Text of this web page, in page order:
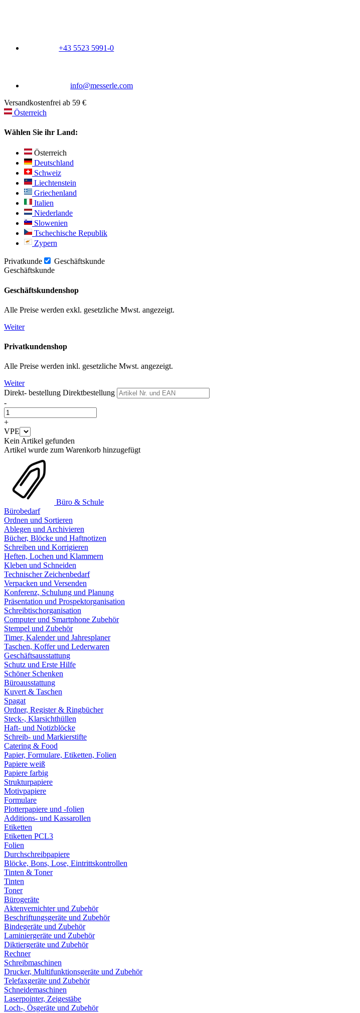
+43 5523 5991-0
info@messerle.com
Versandkostenfrei ab 59 €
Österreich
Wählen Sie ihr Land:
Österreich
Deutschland
Schweiz
Liechtenstein
Griechenland
Italien
Niederlande
Slowenien
Tschechische Republik
Zypern
Privatkunde
Geschäftskunde
Geschäftskunde
Geschäftskundenshop
Alle Preise werden exkl. gesetzliche Mwst. angezeigt.
Weiter
Privatkundenshop
Alle Preise werden inkl. gesetzliche Mwst. angezeigt.
Weiter
Direkt- bestellung Direktbestellung
-
+
VPE
Kein Artikel gefunden
Artikel wurde zum Warenkorb hinzugefügt
Büro & Schule
Bürobedarf
Ordnen und Sortieren
Ablegen und Archivieren
Bücher, Blöcke und Haftnotizen
Schreiben und Korrigieren
Heften, Lochen und Klammern
Kleben und Schneiden
Technischer Zeichenbedarf
Verpacken und Versenden
Konferenz, Schulung und Planung
Präsentation und Prospektorganisation
Schreibtischorganisation
Computer und Smartphone Zubehör
Stempel und Zubehör
Timer, Kalender und Jahresplaner
Taschen, Koffer und Lederwaren
Geschäftsausstattung
Schutz und Erste Hilfe
Schöner Schenken
Büroausstattung
Kuvert & Taschen
Spagat
Ordner, Register & Ringbücher
Steck-, Klarsichthüllen
Haft- und Notizblöcke
Schreib- und Markierstifte
Catering & Food
Papier, Formulare, Etiketten, Folien
Papiere weiß
Papiere farbig
Strukturpapiere
Motivpapiere
Formulare
Plotterpapiere und -folien
Additions- und Kassarollen
Etiketten
Etiketten PCL3
Folien
Durchschreibpapiere
Blöcke, Bons, Lose, Eintrittskontrollen
Tinten & Toner
Tinten
Toner
Bürogeräte
Aktenvernichter und Zubehör
Beschriftungsgeräte und Zubehör
Bindegeräte und Zubehör
Laminiergeräte und Zubehör
Diktiergeräte und Zubehör
Rechner
Schreibmaschinen
Drucker, Multifunktionsgeräte und Zubehör
Telefaxgeräte und Zubehör
Schneidemaschinen
Laserpointer, Zeigestäbe
Loch-, Ösgeräte und Zubehör